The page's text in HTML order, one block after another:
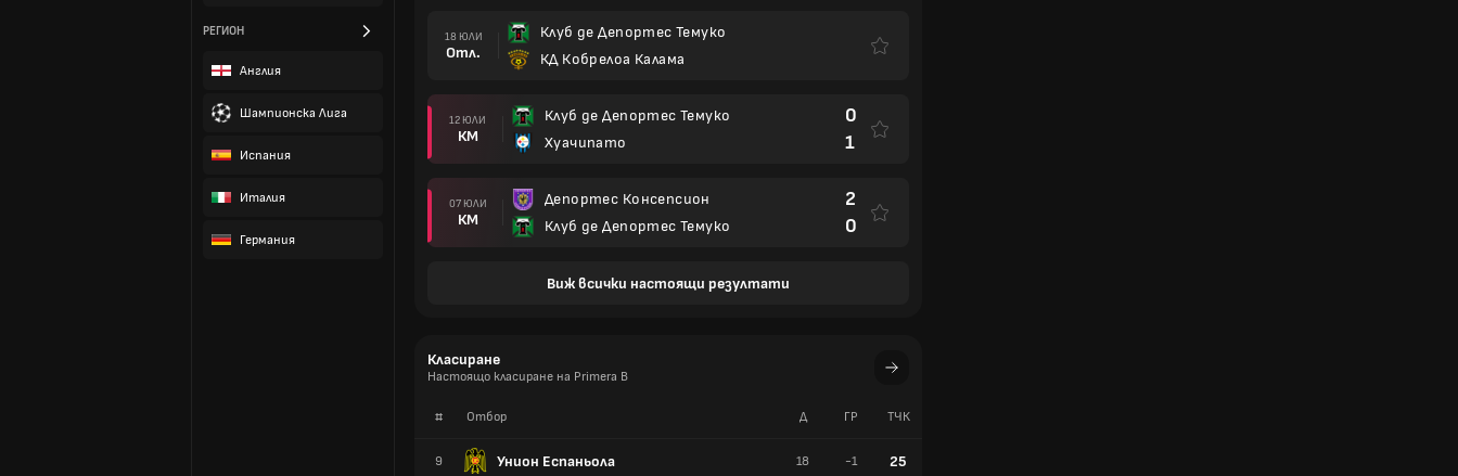
РЕГИОН
Англия
Шампионска Лига
Испания
Италия
Германия
18 ЮЛИ
Отл.
Клуб де Депортес Темуко
КД Кобрелоа Калама
12 ЮЛИ
КМ
Клуб де Депортес Темуко
Хуачипато
0
1
07 ЮЛИ
КМ
Депортес Консепсион
Клуб де Депортес Темуко
2
0
Виж всички настоящи резултати
Класиране
Настоящо класиране на Primera B
# Отбор
9 Унион Еспаньола
Д ГР TЧК
18 -1 25